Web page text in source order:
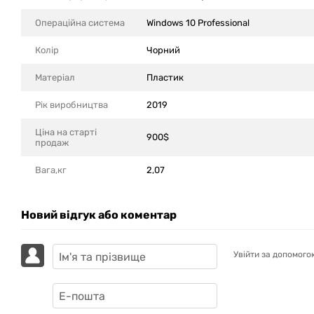
Операційна система Windows 10 Professional
Колір Чорний
Матеріал Пластик
Рік виробництва 2019
Ціна на старті
продаж
900$
Вага,кг 2,07
Новий відгук або коментар
Увійти за